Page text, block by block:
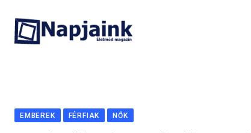
content
EMBEREK FÉRFIAK NŐK